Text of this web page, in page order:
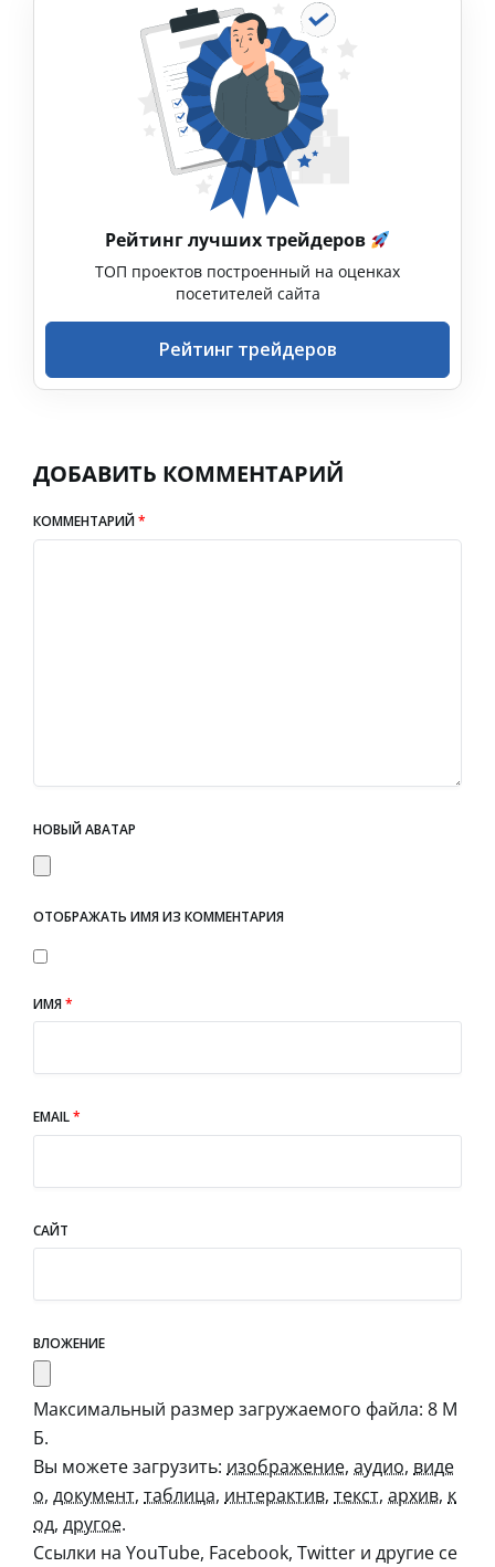
Рейтинг лучших трейдеров
ТОП проектов построенный на оценках
посетителей сайта
Рейтинг трейдеров
ДОБАВИТЬ КОММЕНТАРИЙ
КОММЕНТАРИЙ*
НОВЫЙ АВАТАР
ОТОБРАЖАТЬ ИМЯ ИЗ КОММЕНТАРИЯ
ИМЯ*
EMAIL*
САЙТ
ВЛОЖЕНИЕ
Максимальный размер загружаемого файла: 8 М
Б.
Вы можете загрузить: изображение, аудио, виде
о, документ, таблица, интерактив, текст, архив, к
од, другое.
Ссылки на YouTube, Facebook, Twitter и другие се